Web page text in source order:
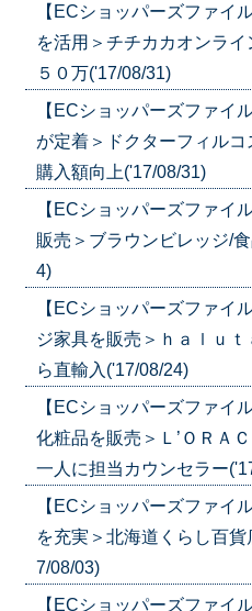
【ECショッパーズファ
を活用＞チチカカオンライ
５０万('17/08/31)
【ECショッパーズファ
が定着＞ドクターフィル
購入額向上('17/08/31)
【ECショッパーズファ
販売＞ブラウンビレッジ/
4)
【ECショッパーズファ
ジ家具を販売＞ｈａｌｕ
ら直輸入('17/08/24)
【ECショッパーズファ
化粧品を販売＞Ｌ’ＯＲＡ
一人に担当カウンセラー
【ECショッパーズファ
を充実＞北海道くらし百
7/08/03)
【ECショッパーズファ